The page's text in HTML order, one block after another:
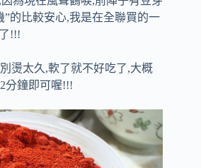
”的比較安心,我是在全聯買的一
!!!
燙太久,軟了就不好吃了,大概
分鐘即可喔!!!